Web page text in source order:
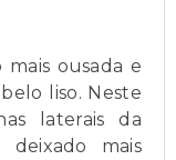
ousada e
liso. Neste
laterais da
mais